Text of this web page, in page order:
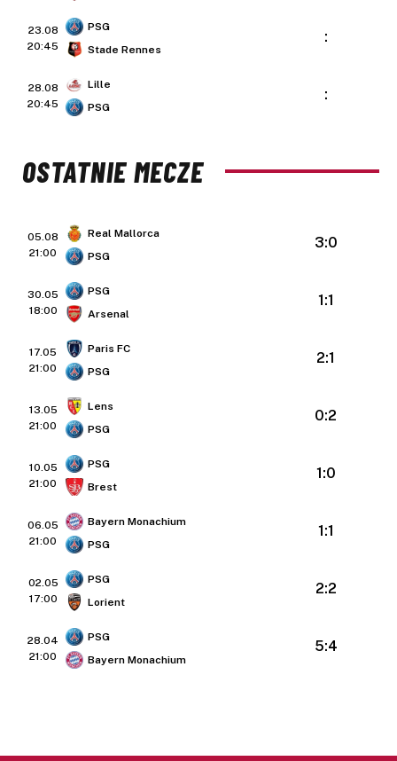
23.08
20:45
PSG
Stade Rennes
:
28.08
20:45
Lille
PSG
:
OSTATNIE MECZE
05.08
21:00
Real Mallorca
PSG
3:0
30.05
18:00
PSG
Arsenal
1:1
17.05
21:00
Paris FC
PSG
2:1
13.05
21:00
Lens
PSG
0:2
10.05
21:00
PSG
Brest
1:0
06.05
21:00
Bayern Monachium
PSG
1:1
02.05
17:00
PSG
Lorient
2:2
28.04
21:00
PSG
Bayern Monachium
5:4